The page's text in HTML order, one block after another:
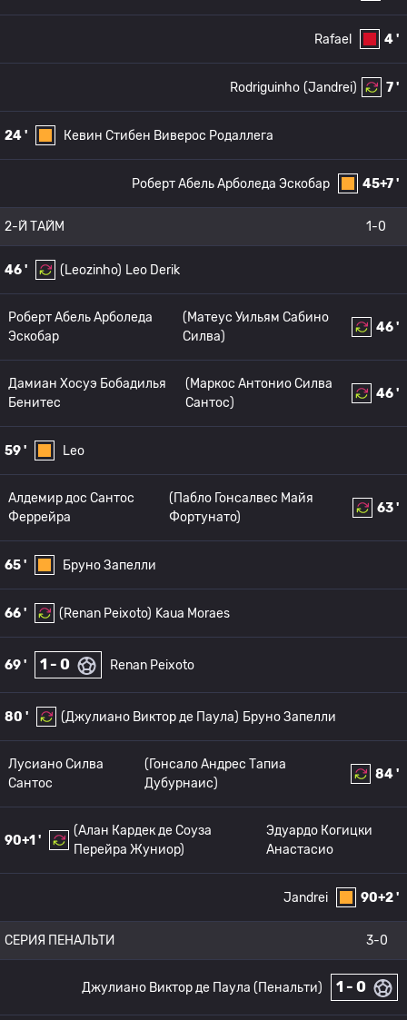
4 '
Rafael
7 '
(Jandrei)
Rodriguinho
24 ' Кевин Стибен Виверос Родаллега
45+7 '
Роберт Абель Арболеда Эскобар
2-Й ТАЙМ 1-0
46 ' (Leozinho) Leo Derik
46 '
(Матеус Уильям Сабино
Силва)
Роберт Абель Арболеда
Эскобар
46 '
(Маркос Антонио Силва
Сантос)
Дамиан Хосуэ Бобадилья
Бенитес
59 ' Leo
63 '
(Пабло Гонсалвес Майя
Фортунато)
Алдемир дос Сантос
Феррейра
65 ' Бруно Запелли
66 ' (Renan Peixoto) Kaua Moraes
69 ' 1 - 0 Renan Peixoto
80 ' (Джулиано Виктор де Паула) Бруно Запелли
84 '
(Гонсало Андрес Тапиа
Дубурнаис)
Лусиано Силва
Сантос
90+1 '
(Алан Кардек де Соуза
Перейра Жуниор)
Эдуардо Когицки
Анастасио
90+2 '
Jandrei
СЕРИЯ ПЕНАЛЬТИ 3-0
1 - 0
Джулиано Виктор де Паула (Пенальти)